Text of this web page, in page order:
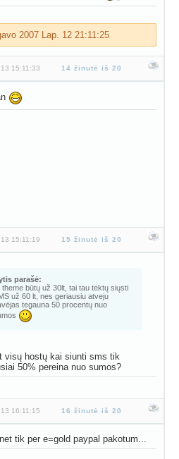
2007 Lap. 12 21:11:25
15:11:33 14 žinutė iš 20
15:11:19 15 žinutė iš 20
parašė:
theme būtų už 30lt, tai tau tektų siųsti
už 60 lt, nes geriausiu atveju
tegauna 50 procentų nuo
visų hostų kai siunti sms tik
50% pereina nuo sumos?
16:11:15 16 žinutė iš 20
tik per e=gold paypal pakotum...